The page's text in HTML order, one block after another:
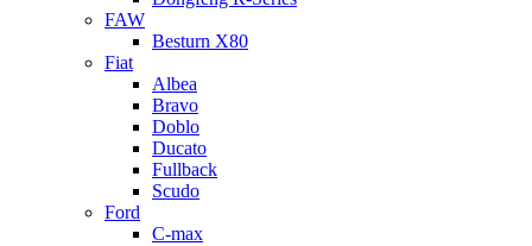
FAW
Besturn Х80
Fiat
Albea
Bravo
Doblo
Ducato
Fullback
Scudo
Ford
C-max